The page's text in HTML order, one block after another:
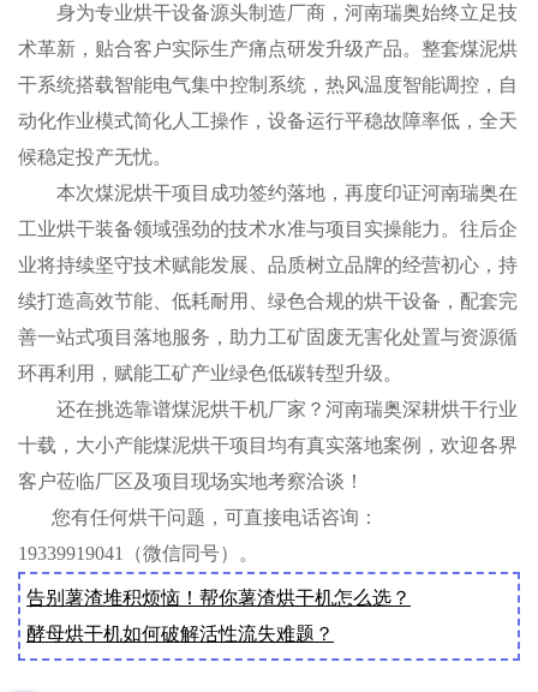
身为专业烘干设备源头制造厂商，河南瑞奥始终立足技
术革新，贴合客户实际生产痛点研发升级产品。整套煤泥烘
干系统搭载智能电气集中控制系统，热风温度智能调控，自
动化作业模式简化人工操作，设备运行平稳故障率低，全天
候稳定投产无忧。
本次煤泥烘干项目成功签约落地，再度印证河南瑞奥在
工业烘干装备领域强劲的技术水准与项目实操能力。往后企
业将持续坚守技术赋能发展、品质树立品牌的经营初心，持
续打造高效节能、低耗耐用、绿色合规的烘干设备，配套完
善一站式项目落地服务，助力工矿固废无害化处置与资源循
环再利用，赋能工矿产业绿色低碳转型升级。
还在挑选靠谱煤泥烘干机厂家？河南瑞奥深耕烘干行业
十载，大小产能煤泥烘干项目均有真实落地案例，欢迎各界
客户莅临厂区及项目现场实地考察洽谈！
您有任何烘干问题，可直接电话咨询：
19339919041（微信同号）。
告别薯渣堆积烦恼！帮你薯渣烘干机怎么选？
酵母烘干机如何破解活性流失难题？